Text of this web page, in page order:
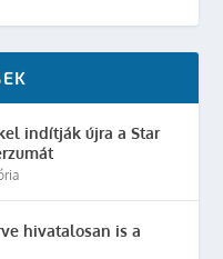
indítják újra a Star
hivatalosan is a